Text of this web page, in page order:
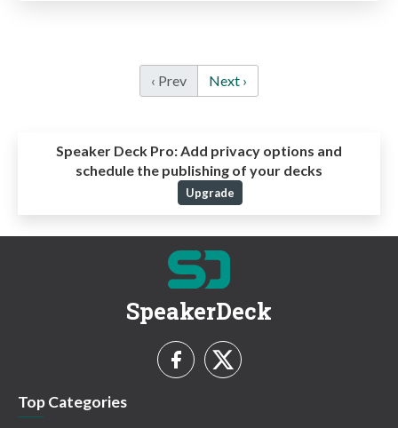
‹ Prev Next ›
Speaker Deck Pro:Add privacy options and
schedule the publishing of your decks
Upgrade
SpeakerDeck
Top Categories